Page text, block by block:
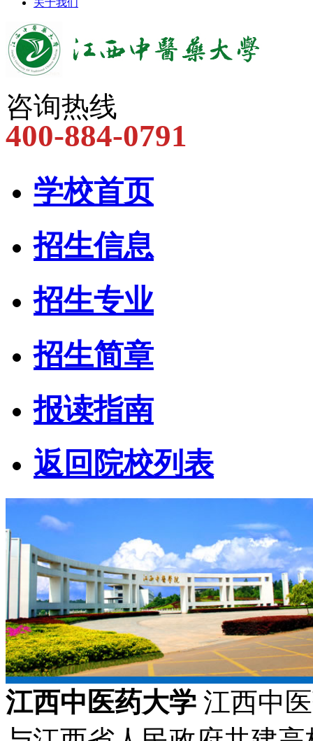
关于我们
咨询热线
400-884-0791
学校首页
招生信息
招生专业
招生简章
报读指南
返回院校列表
江西中医药大学 江西中